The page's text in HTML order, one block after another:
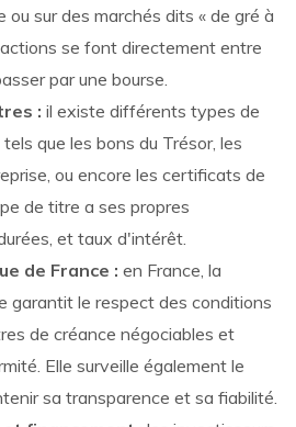
ou sur des marchés dits « de gré à
se font directement entre
par une bourse.
: il existe différents types de
que les bons du Trésor, les
ou encore les certificats de
de titre a ses propres
et taux d'intérêt.
de France : en France, la
garantit le respect des conditions
de créance négociables et
Elle surveille également le
sa transparence et sa fiabilité.